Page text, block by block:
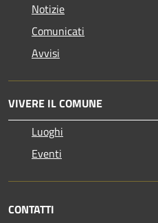
Notizie
Comunicati
Avvisi
VIVERE IL COMUNE
Luoghi
Eventi
CONTATTI